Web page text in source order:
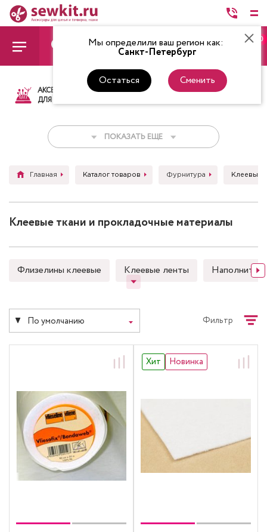
Мы определили ваш регион как:
Санкт-Петербург
Остаться Сменить
0
АКСЕССУАРЫ
ДЛЯ ШИТЬЯ
ТКАНИ НИТКИ
ПОКАЗАТЬ ЕЩЕ
Главная Каталог товаров Фурнитура Клеевые
Клеевые ткани и прокладочные материалы
Флизелины клеевые Клеевые ленты
По умолчанию Фильтр
Хит Новинка